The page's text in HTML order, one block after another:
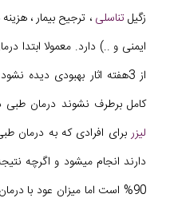
زگیلتناسلی ، ترجیح بیمار ،
ایمنی و ..) دارد. معمولا
کامل برطرف نشوند درمان
لیزر برای افرادی که به درمان
90% است اما میزان عود با